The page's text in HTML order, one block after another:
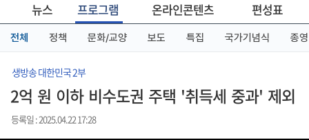
니다.
이밖에 or.kr 또는 .kr등 다른 도메인 주소를 사용하고 있다면 아래 URL에
서 도메인 주소를 확인해 보세요
뉴스 프로그램 온라인콘텐츠 편성표
전체 정책 문화/교양 보도 특집 국가기념식 종영
생방송 대한민국 2부
2억 원 이하 비수도권 주택 '취득세 중과' 제외
등록일 : 2025.04.22 17:28